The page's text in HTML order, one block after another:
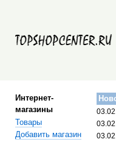
Интернет-
магазины
Товары
Добавить магазин